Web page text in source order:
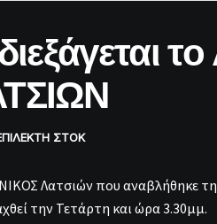
ΣΤΟΚ
Λατσιών που αναβλήθηκε
την Τετάρτη και ώρα 3.30μμ.